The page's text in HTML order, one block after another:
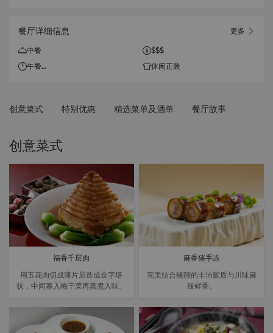
餐厅详细信息 更多
中餐
$$$
午餐
晚餐
18:00-21:30
最后点餐时间：营业时间结束前
30分钟
休闲正装
创意菜式 特别优惠 精选菜单及酒单 餐厅故事
创意菜式
福香千层肉
用五花肉切成薄片层迭成金字塔
状，中间塞入梅干菜再蒸煮入味。
麻香猪手冻
完美结合猪蹄的丰沛胶质与川味麻
辣鲜香。